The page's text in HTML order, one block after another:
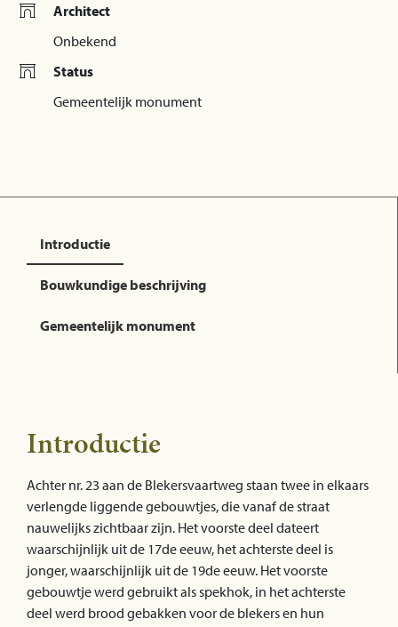
Architect
Onbekend
Status
Gemeentelijk monument
Introductie
Bouwkundige beschrijving
Gemeentelijk monument
Introductie
Achter nr. 23 aan de Blekersvaartweg staan twee in elkaars
verlengde liggende gebouwtjes, die vanaf de straat
nauwelijks zichtbaar zijn. Het voorste deel dateert
waarschijnlijk uit de 17de eeuw, het achterste deel is
jonger, waarschijnlijk uit de 19de eeuw. Het voorste
gebouwtje werd gebruikt als spekhok, in het achterste
deel werd brood gebakken voor de blekers en hun